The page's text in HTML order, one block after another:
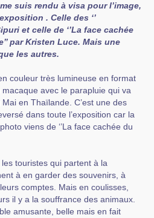
suis rendu à visa pour l’image,
. Celle des ‘’
et celle de ‘’La face cachée
par Kristen Luce. Mais une
les autres.
couleur très lumineuse en format
avec le parapluie qui va
en Thaïlande. C’est une des
dans toute l’exposition car la
viens de ‘’La face cachée du
touristes qui partent à la
à en garder des souvenirs, à
comptes. Mais en coulisses,
il y a la souffrance des animaux.
amusante, belle mais en fait